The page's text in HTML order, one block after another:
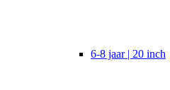
6-8 jaar | 20 inch